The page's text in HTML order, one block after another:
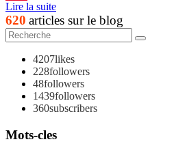
Pinterest
Lire la suite
620 articles sur le blog
4207likes
228followers
48followers
1439followers
360subscribers
Mots-cles